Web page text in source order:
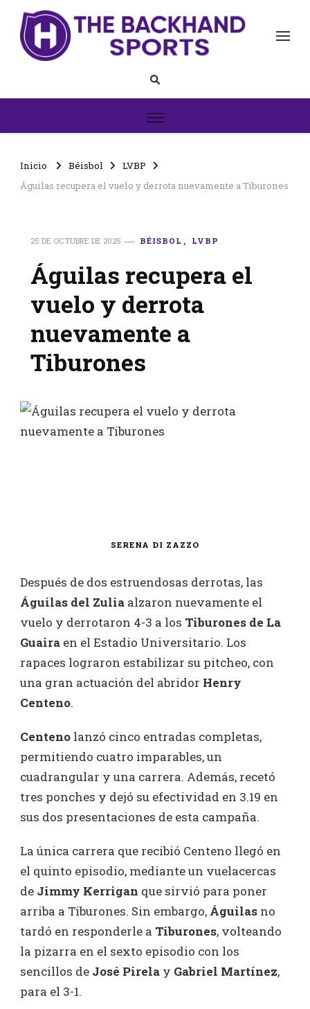
The Backhand Sports
Inicio Béisbol
LVBP
Águilas recupera el vuelo y derrota nuevamente a Tiburones
25 DE OCTUBRE DE 2025 BÉISBOL LVBP
Águilas recupera el
vuelo y derrota
nuevamente a
Tiburones
SERENA DI ZAZZO
Después de dos estruendosas derrotas, las
Águilas del Zulia alzaron nuevamente el
vuelo y derrotaron 4-3 a los Tiburones de La
Guaira en el Estadio Universitario. Los
rapaces lograron estabilizar su pitcheo, con
una gran actuación del abridor Henry
Centeno.
Centeno lanzó cinco entradas completas,
permitiendo cuatro imparables, un
cuadrangular y una carrera. Además, recetó
tres ponches y dejó su efectividad en 3.19 en
sus dos presentaciones de esta campaña.
La única carrera que recibió Centeno llegó en
el quinto episodio, mediante un vuelacercas
de Jimmy Kerrigan que sirvió para poner
arriba a Tiburones. Sin embargo, Águilas no
tardó en responderle a Tiburones, volteando
la pizarra en el sexto episodio con los
sencillos de José Pirela y Gabriel Martínez,
para el 3-1.